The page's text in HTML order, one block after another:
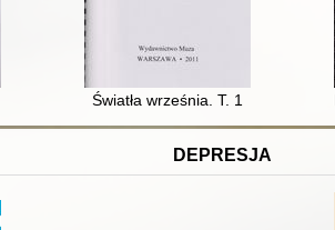
Światła września. T. 1
DEPRESJA